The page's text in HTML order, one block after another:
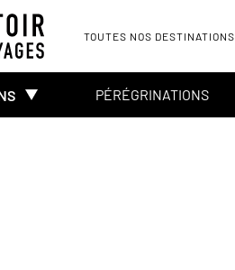
TOUTES NOS DESTINATIONS
PÉRÉGRINATIONS